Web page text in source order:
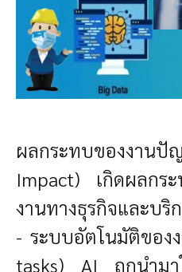
ผลกระทบของงา
Impact) เกิดผลกร
งานทางธุรกิจและบริ
- ระบบอัตโนมัติของ
tasks) AI ถูกนำมา